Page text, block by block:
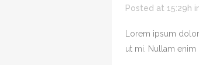
Posted at 15:29h
Lorem ipsum
ut mi. Nullam enim